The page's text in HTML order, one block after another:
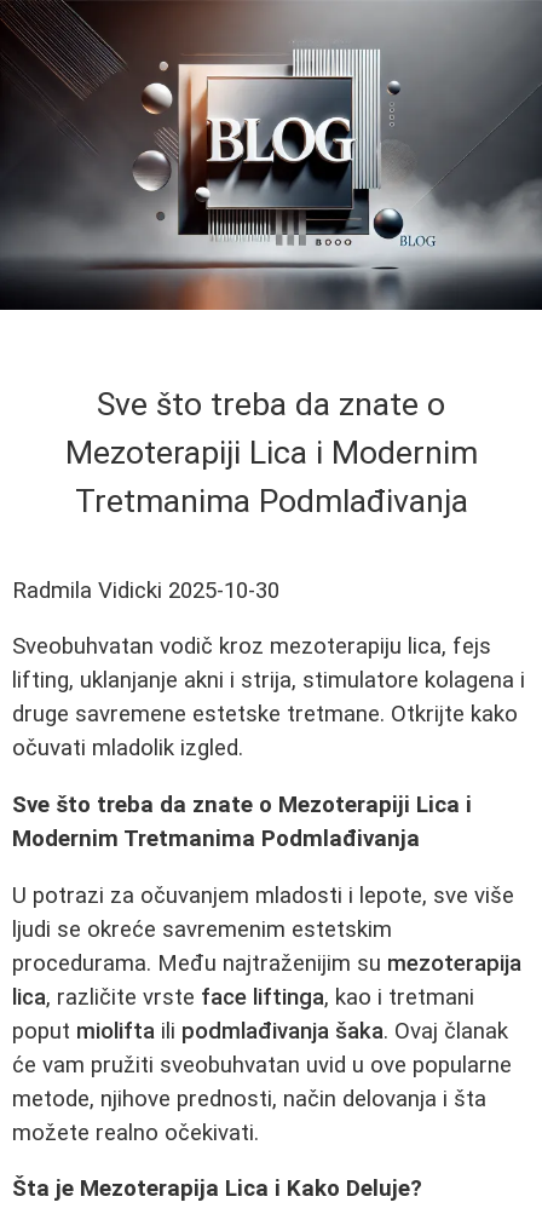
Sve što treba da znate o
Mezoterapiji Lica i Modernim
Tretmanima Podmlađivanja
Radmila Vidicki 2025-10-30
Sveobuhvatan vodič kroz mezoterapiju lica, fejs
lifting, uklanjanje akni i strija, stimulatore kolagena i
druge savremene estetske tretmane. Otkrijte kako
očuvati mladolik izgled.
Sve što treba da znate o Mezoterapiji Lica i
Modernim Tretmanima Podmlađivanja
U potrazi za očuvanjem mladosti i lepote, sve više
ljudi se okreće savremenim estetskim
procedurama. Među najtraženijim su mezoterapija
lica, različite vrste face liftinga, kao i tretmani
poput miolifta ili podmlađivanja šaka. Ovaj članak
će vam pružiti sveobuhvatan uvid u ove popularne
metode, njihove prednosti, način delovanja i šta
možete realno očekivati.
Šta je Mezoterapija Lica i Kako Deluje?